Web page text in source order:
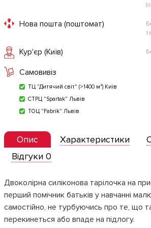
Нова пошта (поштомат)
Кур'єр (Київ)
Самовивіз
ТЦ "Дитячий світ" (>1400 м²) Київ
СТРЦ "Spartak" Львів
ТОЦ "Fabrik" Львів
Опис Характеристики
Відгуки 0
Двоколірна силіконова тарілочка на
перший помічник батьків у навчанні
самостійно, не турбуючись про те, що
перекинеться або впаде на підлогу.